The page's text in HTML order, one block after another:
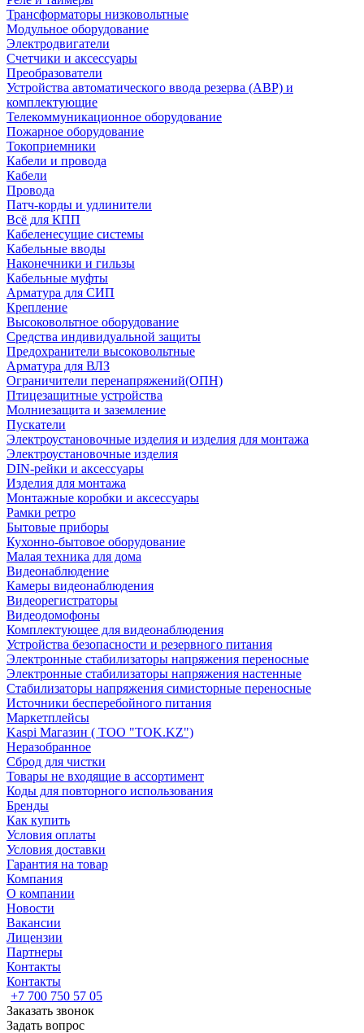
Трансформаторы низковольтные
Модульное оборудование
Электродвигатели
Счетчики и аксессуары
Преобразователи
Устройства автоматического ввода резерва (АВР) и
комплектующие
Телекоммуникационное оборудование
Пожарное оборудование
Токоприемники
Кабели и провода
Кабели
Провода
Патч-корды и удлинители
Всё для КПП
Кабеленесущие системы
Кабельные вводы
Наконечники и гильзы
Кабельные муфты
Арматура для СИП
Крепление
Высоковольтное оборудование
Средства индивидуальной защиты
Предохранители высоковольтные
Арматура для ВЛЗ
Ограничители перенапряжений(ОПН)
Птицезащитные устройства
Молниезащита и заземление
Пускатели
Электроустановочные изделия и изделия для монтажа
Электроустановочные изделия
DIN-рейки и аксессуары
Изделия для монтажа
Монтажные коробки и аксессуары
Рамки ретро
Бытовые приборы
Кухонно-бытовое оборудование
Малая техника для дома
Видеонаблюдение
Камеры видеонаблюдения
Видеорегистраторы
Видеодомофоны
Комплектующее для видеонаблюдения
Устройства безопасности и резервного питания
Электронные стабилизаторы напряжения переносные
Электронные стабилизаторы напряжения настенные
Стабилизаторы напряжения симисторные переносные
Источники бесперебойного питания
Маркетплейсы
Kaspi Магазин ( ТОО "TOK.KZ")
Неразобранное
Сброд для чистки
Товары не входящие в ассортимент
Коды для повторного использования
Бренды
Как купить
Условия оплаты
Условия доставки
Гарантия на товар
Компания
О компании
Новости
Вакансии
Лицензии
Партнеры
Контакты
Контакты
+7 700 750 57 05
Заказать звонок
Задать вопрос